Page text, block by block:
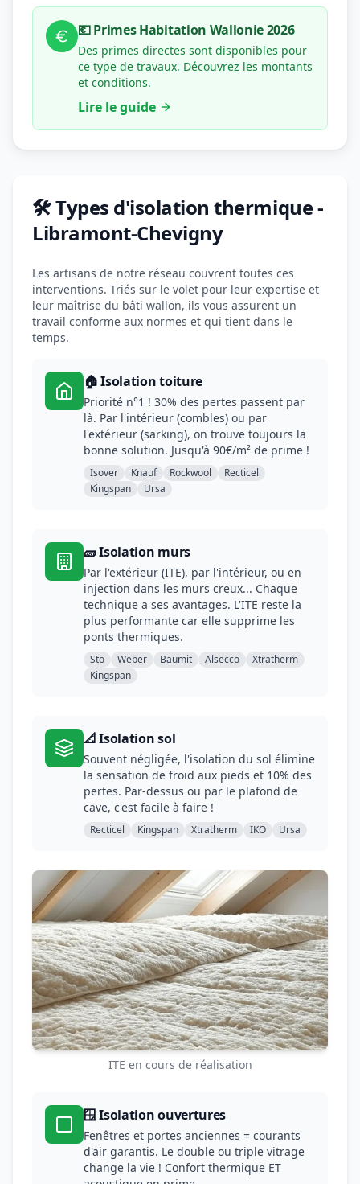
💶 Primes Habitation Wallonie 2026
Des primes directes sont disponibles pour
ce type de travaux. Découvrez les montants
et conditions.
Lire le guide
🛠️ Types d'isolation thermique -
Libramont-Chevigny
Les artisans de notre réseau couvrent toutes ces
interventions. Triés sur le volet pour leur expertise et
leur maîtrise du bâti wallon, ils vous assurent un
travail conforme aux normes et qui tient dans le
temps.
🏠 Isolation toiture
Priorité n°1 ! 30% des pertes passent par
là. Par l'intérieur (combles) ou par
l'extérieur (sarking), on trouve toujours la
bonne solution. Jusqu'à 90€/m² de prime !
Isover Knauf Rockwool
Recticel
Kingspan
Ursa
🧱 Isolation murs
Par l'extérieur (ITE), par l'intérieur, ou en
injection dans les murs creux... Chaque
technique a ses avantages. L'ITE reste la
plus performante car elle supprime les
ponts thermiques.
Sto Weber Baumit Alsecco
Xtratherm
Kingspan
📐 Isolation sol
Souvent négligée, l'isolation du sol élimine
la sensation de froid aux pieds et 10% des
pertes. Par-dessus ou par le plafond de
cave, c'est facile à faire !
Recticel Kingspan Xtratherm IKO Ursa
ITE en cours de réalisation
🪟 Isolation ouvertures
Fenêtres et portes anciennes = courants
d'air garantis. Le double ou triple vitrage
change la vie ! Confort thermique ET